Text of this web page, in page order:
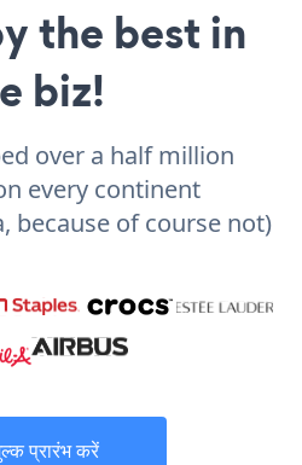
the best in
biz!
over a half million
every continent
because of course not)
प्रारंभ करें